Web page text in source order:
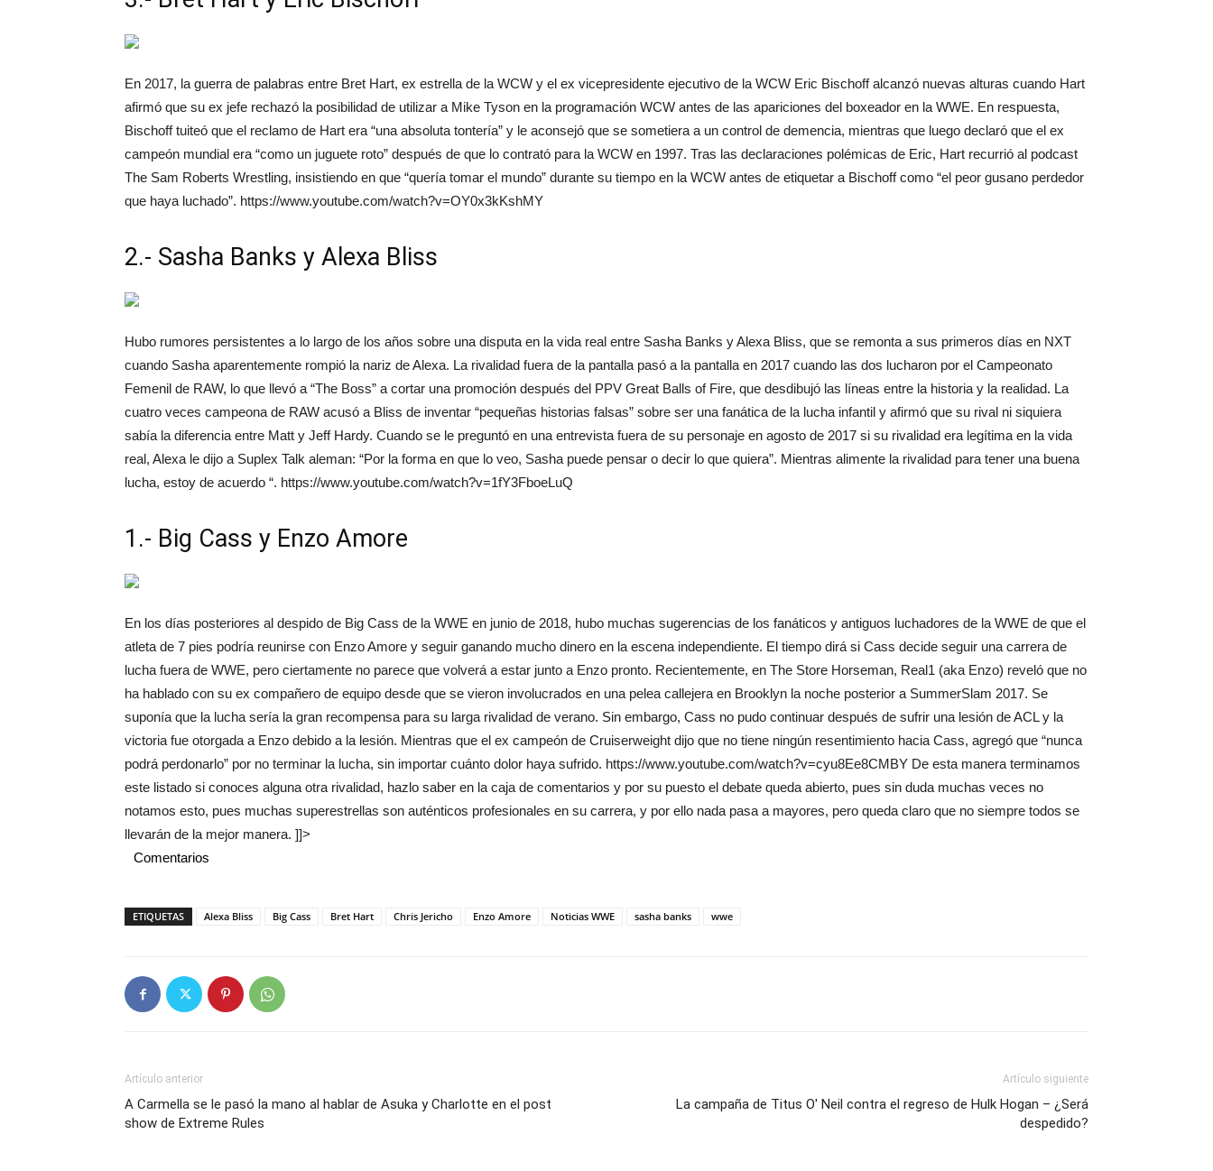
En 2017, la guerra de palabras entre Bret Hart, ex estrella de la WCW y el ex vicepresidente ejecutivo de la WCW Eric Bischoff alcanzó nuevas alturas cuando Hart
afirmó que su ex jefe rechazó la posibilidad de utilizar a Mike Tyson en la programación WCW antes de las apariciones del boxeador en la WWE. En respuesta,
Bischoff tuiteó que el reclamo de Hart era “una absoluta tontería” y le aconsejó que se sometiera a un control de demencia, mientras que luego declaró que el ex
campeón mundial era “como un juguete roto” después de que lo contrató para la WCW en 1997. Tras las declaraciones polémicas de Eric, Hart recurrió al podcast
The Sam Roberts Wrestling, insistiendo en que “quería tomar el mundo” durante su tiempo en la WCW antes de etiquetar a Bischoff como “el peor gusano perdedor
que haya luchado”. https://www.youtube.com/watch?v=OY0x3kKshMY
2.- Sasha Banks y Alexa Bliss
Hubo rumores persistentes a lo largo de los años sobre una disputa en la vida real entre Sasha Banks y Alexa Bliss, que se remonta a sus primeros días en NXT
cuando Sasha aparentemente rompió la nariz de Alexa. La rivalidad fuera de la pantalla pasó a la pantalla en 2017 cuando las dos lucharon por el Campeonato
Femenil de RAW, lo que llevó a “The Boss” a cortar una promoción después del PPV Great Balls of Fire, que desdibujó las líneas entre la historia y la realidad. La
cuatro veces campeona de RAW acusó a Bliss de inventar “pequeñas historias falsas” sobre ser una fanática de la lucha infantil y afirmó que su rival ni siquiera
sabía la diferencia entre Matt y Jeff Hardy. Cuando se le preguntó en una entrevista fuera de su personaje en agosto de 2017 si su rivalidad era legítima en la vida
real, Alexa le dijo a Suplex Talk aleman: “Por la forma en que lo veo, Sasha puede pensar o decir lo que quiera”. Mientras alimente la rivalidad para tener una buena
lucha, estoy de acuerdo “. https://www.youtube.com/watch?v=1fY3FboeLuQ
1.- Big Cass y Enzo Amore
En los días posteriores al despido de Big Cass de la WWE en junio de 2018, hubo muchas sugerencias de los fanáticos y antiguos luchadores de la WWE de que el
atleta de 7 pies podría reunirse con Enzo Amore y seguir ganando mucho dinero en la escena independiente. El tiempo dirá si Cass decide seguir una carrera de
lucha fuera de WWE, pero ciertamente no parece que volverá a estar junto a Enzo pronto. Recientemente, en The Store Horseman, Real1 (aka Enzo) reveló que no
ha hablado con su ex compañero de equipo desde que se vieron involucrados en una pelea callejera en Brooklyn la noche posterior a SummerSlam 2017. Se
suponía que la lucha sería la gran recompensa para su larga rivalidad de verano. Sin embargo, Cass no pudo continuar después de sufrir una lesión de ACL y la
victoria fue otorgada a Enzo debido a la lesión. Mientras que el ex campeón de Cruiserweight dijo que no tiene ningún resentimiento hacia Cass, agregó que “nunca
podrá perdonarlo” por no terminar la lucha, sin importar cuánto dolor haya sufrido. https://www.youtube.com/watch?v=cyu8Ee8CMBY De esta manera terminamos
este listado si conoces alguna otra rivalidad, hazlo saber en la caja de comentarios y por su puesto el debate queda abierto, pues sin duda muchas veces no
notamos esto, pues muchas superestrellas son auténticos profesionales en su carrera, y por ello nada pasa a mayores, pero queda claro que no siempre todos se
llevarán de la mejor manera. ]]>
Comentarios
ETIQUETAS Alexa Bliss Big Cass Bret Hart Chris Jericho Enzo Amore Noticias WWE sasha banks wwe
Artículo anterior
A Carmella se le pasó la mano al hablar de Asuka y Charlotte en el post
show de Extreme Rules
Artículo siguiente
La campaña de Titus O' Neil contra el regreso de Hulk Hogan – ¿Será
despedido?